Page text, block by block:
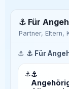
⚓ Für
Partner, Eltern,
⚓ ⚓ Für
⚓⚓